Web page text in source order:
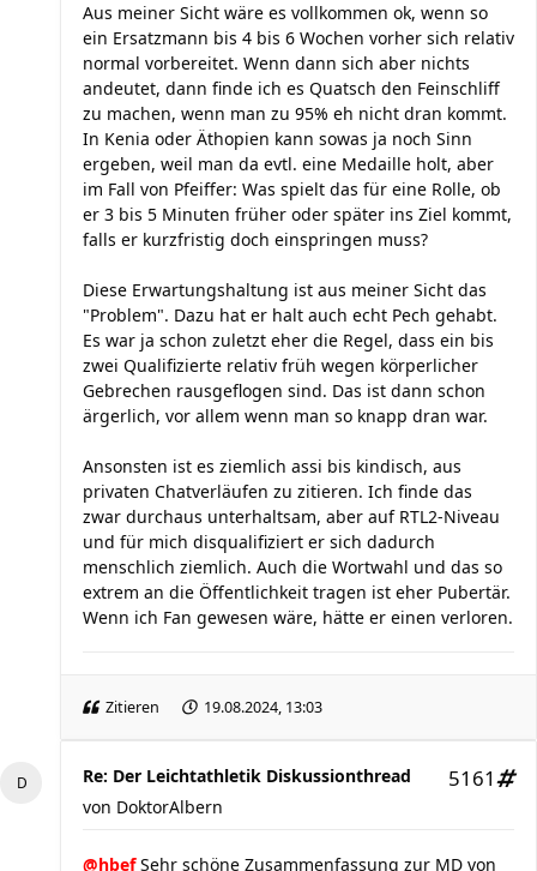
Aus meiner Sicht wäre es vollkommen ok, wenn so
ein Ersatzmann bis 4 bis 6 Wochen vorher sich relativ
normal vorbereitet. Wenn dann sich aber nichts
andeutet, dann finde ich es Quatsch den Feinschliff
zu machen, wenn man zu 95% eh nicht dran kommt.
In Kenia oder Äthopien kann sowas ja noch Sinn
ergeben, weil man da evtl. eine Medaille holt, aber
im Fall von Pfeiffer: Was spielt das für eine Rolle, ob
er 3 bis 5 Minuten früher oder später ins Ziel kommt,
falls er kurzfristig doch einspringen muss?
Diese Erwartungshaltung ist aus meiner Sicht das
"Problem". Dazu hat er halt auch echt Pech gehabt.
Es war ja schon zuletzt eher die Regel, dass ein bis
zwei Qualifizierte relativ früh wegen körperlicher
Gebrechen rausgeflogen sind. Das ist dann schon
ärgerlich, vor allem wenn man so knapp dran war.
Ansonsten ist es ziemlich assi bis kindisch, aus
privaten Chatverläufen zu zitieren. Ich finde das
zwar durchaus unterhaltsam, aber auf RTL2-Niveau
und für mich disqualifiziert er sich dadurch
menschlich ziemlich. Auch die Wortwahl und das so
extrem an die Öffentlichkeit tragen ist eher Pubertär.
Wenn ich Fan gewesen wäre, hätte er einen verloren.
Zitieren 19.08.2024, 13:03
Re: Der Leichtathletik Diskussionthread 5161
von DoktorAlbern
@hbefSehr schöne Zusammenfassung zur MD von